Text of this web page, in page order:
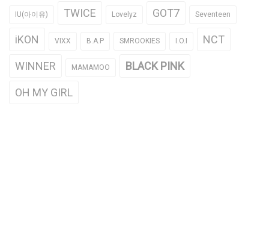
IU(아이유) TWICE Lovelyz GOT7 Seventeen
iKON VIXX B.A.P SMROOKIES I.O.I NCT
WINNER MAMAMOO BLACK PINK
OH MY GIRL